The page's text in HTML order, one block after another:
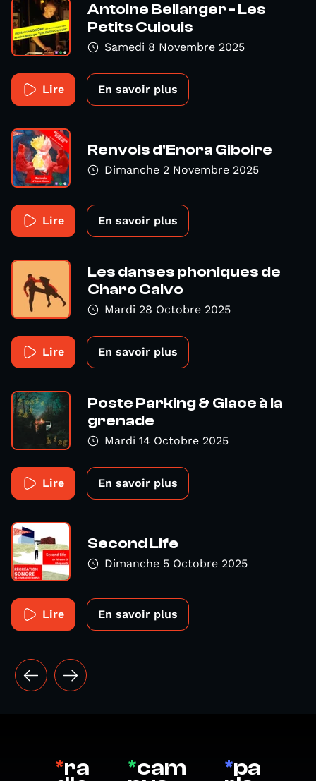
Antoine Bellanger - Les
Petits Cuicuis
Samedi 8 Novembre 2025
Lire En savoir plus
Renvois d'Enora Giboire
Dimanche 2 Novembre 2025
Lire En savoir plus
Les danses phoniques de
Charo Calvo
Mardi 28 Octobre 2025
Lire En savoir plus
Poste Parking & Glace à la
grenade
Mardi 14 Octobre 2025
Lire En savoir plus
Second Life
Dimanche 5 Octobre 2025
Lire En savoir plus
*ra *cam *pa